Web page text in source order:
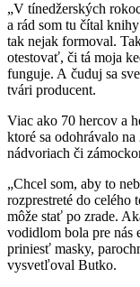
„V tínedžerských
a rád som tu čítal
tak nejak formoval.
otestovať, či tá moja
funguje. A čuduj sa
tvári producent.
Viac ako 70 hercov a
ktoré sa odohrávalo
nádvoriach či
„Chcel som, aby to
rozprestreté do celého
môže stať po zrade.
vodidlom bola pre nás
priniesť masky,
vysvetľoval Butko.